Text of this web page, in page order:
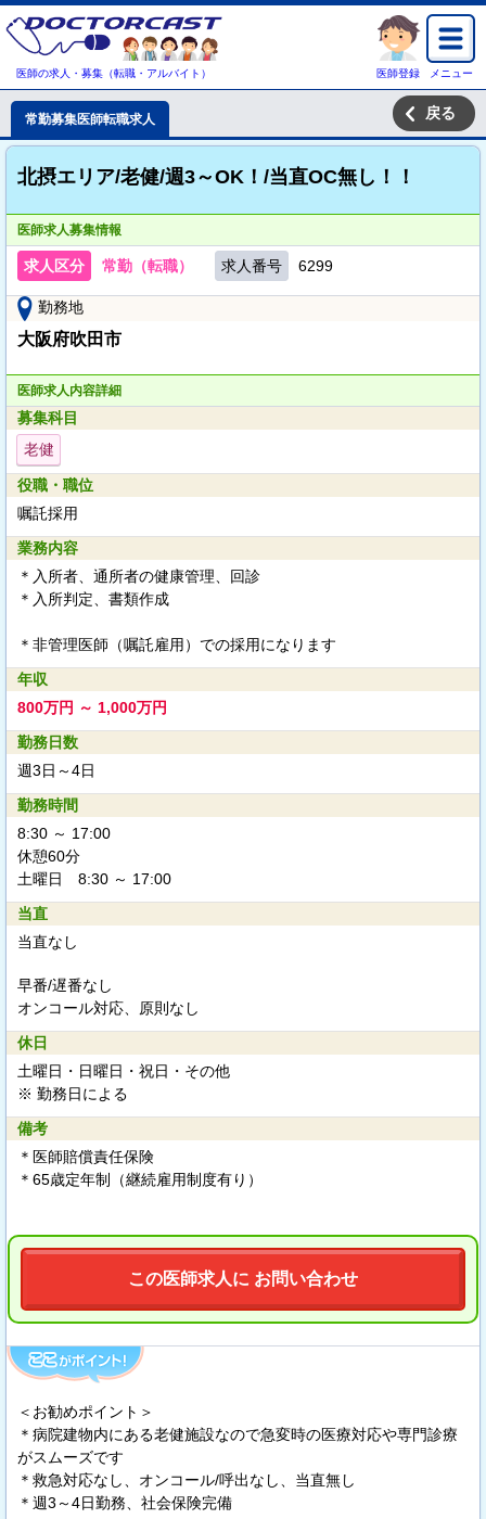
医師の求人・募集（転職・アルバイト） 医師登録 メニュー
常勤募集医師転職求人 戻る
北摂エリア/老健/週3～OK！/当直OC無し！！
医師求人募集情報
求人区分 常勤（転職） 求人番号 6299
勤務地
大阪府吹田市
医師求人内容詳細
募集科目
老健
役職・職位
嘱託採用
業務内容
＊入所者、通所者の健康管理、回診
＊入所判定、書類作成
＊非管理医師（嘱託雇用）での採用になります
年収
800万円 ～ 1,000万円
勤務日数
週3日～4日
勤務時間
8:30 ～ 17:00
休憩60分
土曜日 8:30 ～ 17:00
当直
当直なし
早番/遅番なし
オンコール対応、原則なし
休日
土曜日・日曜日・祝日・その他
※ 勤務日による
備考
＊医師賠償責任保険
＊65歳定年制（継続雇用制度有り）
この医師求人に お問い合わせ
＜お勧めポイント＞
＊病院建物内にある老健施設なので急変時の医療対応や専門診療
がスムーズです
＊救急対応なし、オンコール/呼出なし、当直無し
＊週3～4日勤務、社会保険完備